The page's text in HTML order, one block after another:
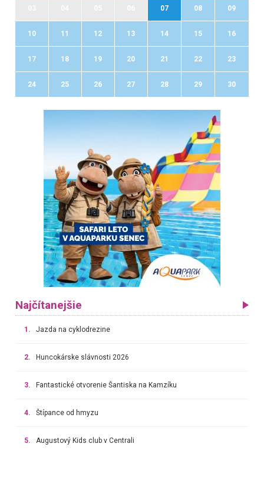
07 08 09
10 11 12 13 14 15 16
17 18 19 20 21 22 23
24 25 26 27 28 29 30
Najčítanejšie
1. Jazda na cyklodrezine
2. Huncokárske slávnosti 2026
3. Fantastické otvorenie Šantiska na Kamzíku
4. Štípance od hmyzu
5. Augustový Kids club v Centrali